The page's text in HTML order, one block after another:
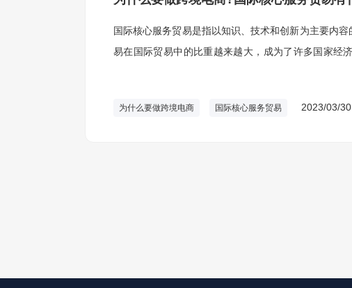
国际核心服务贸易是指以知识、技术和创新为主要内
易在国际贸易中的比重越来越大，成为了许多国家经
为什么要做跨境电商 国际核心服务贸易 2023/03/30